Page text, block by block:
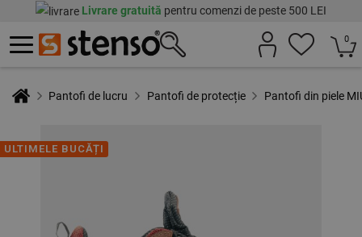
Livrare gratuită pentru comenzi de peste 500 LEI
0
Pantofi de lucru Pantofi de protecție Pantofi din piele
ULTIMELE BUCĂȚI